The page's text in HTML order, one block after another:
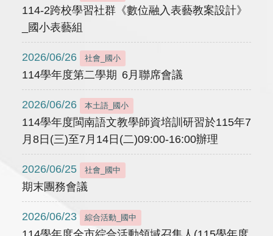
114-2跨校學習社群《數位融入表藝教案設計》
_國小表藝組
2026/06/26 社會_國小
114學年度第二學期 6月聯席會議
2026/06/26 本土語_國小
114學年度閩南語文教學師資培訓研習於115年7
月8日(三)至7月14日(二)09:00-16:00辦理
2026/06/25 社會_國中
期末團務會議
2026/06/23 綜合活動_國中